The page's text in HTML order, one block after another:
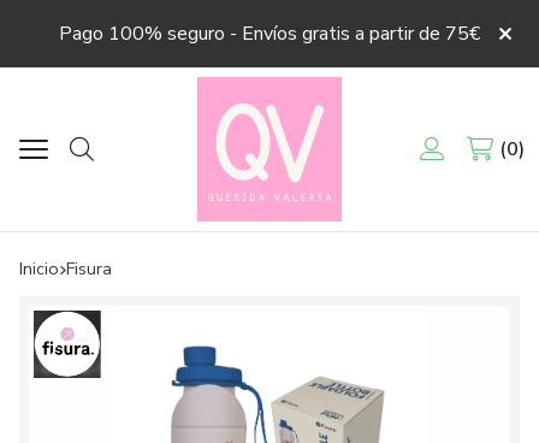
Pago 100% seguro - Envíos gratis a partir de 75€
Buscar
0
Inicio fisura